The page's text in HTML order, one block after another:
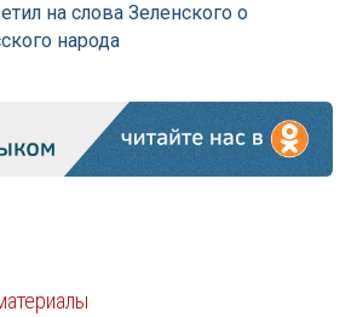
на слова Зеленского о
народа